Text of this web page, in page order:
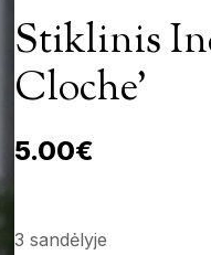
Stiklinis
Cloche’
5.00€
3 sandėlyje